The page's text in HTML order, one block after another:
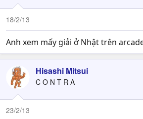
18/2/13
Anh xem mấy giải ở Nhật trên
Hisashi Mitsui
C O N T R A
23/2/13